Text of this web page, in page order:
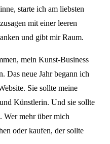
starte ich am liebsten
mit einer leeren
und gibt mir Raum.
mein Kunst-Business
Das neue Jahr begann ich
Sie sollte meine
Künstlerin. Und sie sollte
Wer mehr über mich
oder kaufen, der sollte